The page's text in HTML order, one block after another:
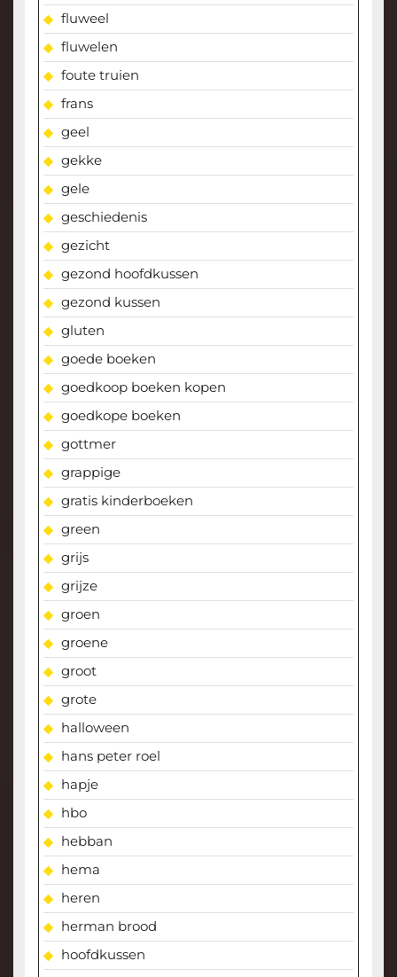
fluweel
fluwelen
foute truien
frans
geel
gekke
gele
geschiedenis
gezicht
gezond hoofdkussen
gezond kussen
gluten
goede boeken
goedkoop boeken kopen
goedkope boeken
gottmer
grappige
gratis kinderboeken
green
grijs
grijze
groen
groene
groot
grote
halloween
hans peter roel
hapje
hbo
hebban
hema
heren
herman brood
hoofdkussen